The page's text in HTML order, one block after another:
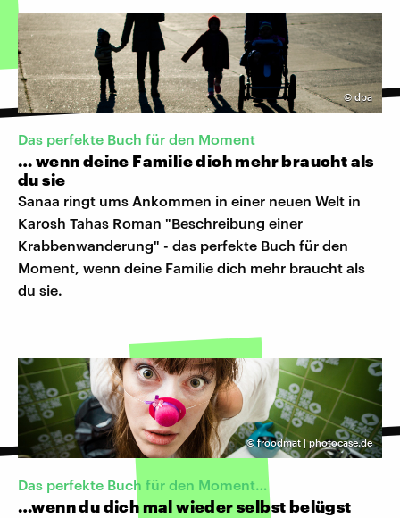
© dpa
Das perfekte Buch für den Moment
… wenn deine Familie dich mehr braucht als
du sie
Sanaa ringt ums Ankommen in einer neuen Welt in
Karosh Tahas Roman "Beschreibung einer
Krabbenwanderung" - das perfekte Buch für den
Moment, wenn deine Familie dich mehr braucht als
du sie.
©froodmat | photocase.de
Das perfekte Buch für den Moment…
…wenn du dich mal wieder selbst belügst